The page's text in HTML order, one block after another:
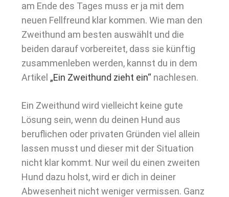
am Ende des Tages muss er ja mit dem
neuen Fellfreund klar kommen. Wie man den
Zweithund am besten auswählt und die
beiden darauf vorbereitet, dass sie künftig
zusammenleben werden, kannst du in dem
Artikel „Ein Zweithund zieht ein“ nachlesen.
Ein Zweithund wird vielleicht keine gute
Lösung sein, wenn du deinen Hund aus
beruflichen oder privaten Gründen viel allein
lassen musst und dieser mit der Situation
nicht klar kommt. Nur weil du einen zweiten
Hund dazu holst, wird er dich in deiner
Abwesenheit nicht weniger vermissen. Ganz